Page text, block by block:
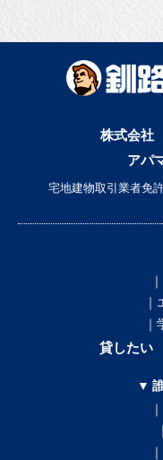
株式会社
アパ
宅地建物取引業者免
貸したい
▼